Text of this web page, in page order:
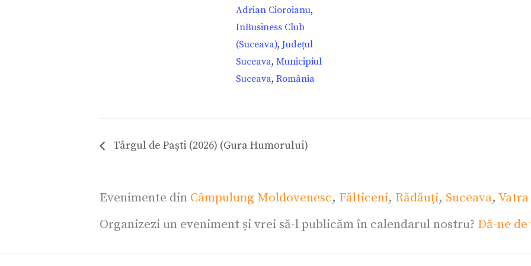
Adrian Cioroianu,
InBusiness Club
(Suceava), Județul
Suceava, Municipiul
Suceava, România
Târgul de Paști (2026) (Gura Humorului)
Evenimente din Câmpulung Moldovenesc, Fălticeni, Rădăuți, Suceava,
Organizezi un eveniment și vrei să-l publicăm în calendarul nostru? Dă-ne